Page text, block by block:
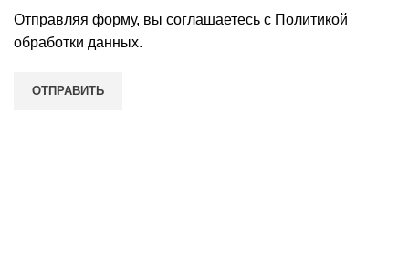
Отправляя форму, вы соглашаетесь с Политикой
обработки данных.